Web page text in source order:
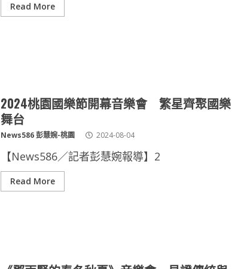
Read More
2024桃園國樂節開幕音樂會 繁星齊聚國樂
舞台
News586 彭慧婉-桃園 2024-08-04
【News586／記者彭慧婉報導】2
Read More